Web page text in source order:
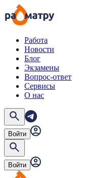
Работа
Новости
Блог
Экзамены
Вопрос-ответ
Сервисы
О нас
Войти
Войти